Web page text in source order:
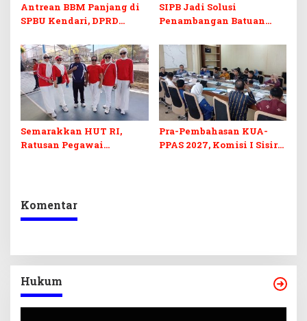
Antrean BBM Panjang di
SPBU Kendari, DPRD
Barcode Curang
SIPB Jadi Solusi
Penambangan Batuan
di Sultra
Semarakkan HUT RI,
Ratusan Pegawai
Pra-Pembahasan KUA-
PPAS 2027, Komisi I Sisir
Komentar
Hukum